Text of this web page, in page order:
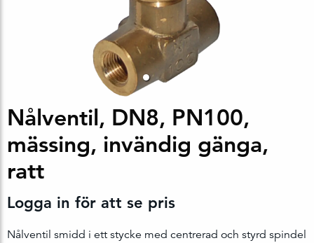
Nålventil, DN8, PN100,
mässing, invändig gänga,
ratt
Logga in för att se pris
Nålventil smidd i ett stycke med centrerad och styrd spindel